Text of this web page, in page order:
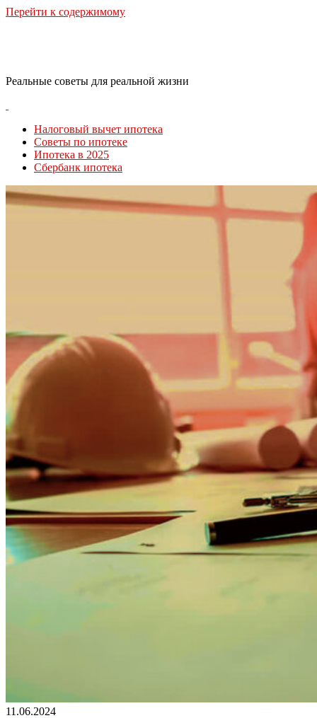
Перейти к содержимому
Реальные советы для реальной жизни
Налоговый вычет ипотека
Советы по ипотеке
Ипотека в 2025
Сбербанк ипотека
11.06.2024